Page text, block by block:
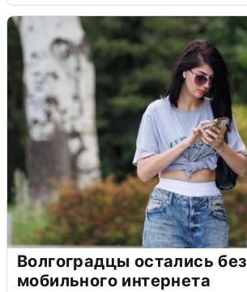
Волгоградцы остались без
мобильного интернета